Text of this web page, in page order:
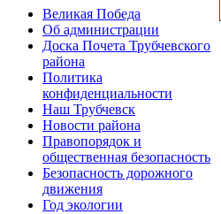
Великая Победа
Об администрации
Доска Почета Трубчевского
района
Политика
конфиденциальности
Наш Трубчевск
Новости района
Правопорядок и
общественная безопасность
Безопасность дорожного
движения
Год экологии